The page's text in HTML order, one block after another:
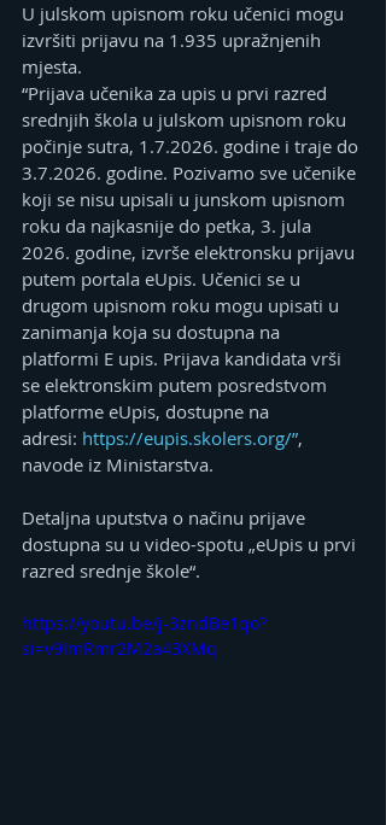
U julskom upisnom roku učenici mogu
izvršiti prijavu na 1.935 upražnjenih
mjesta.
“Prijava učenika za upis u prvi razred
srednjih škola u julskom upisnom roku
počinje sutra, 1.7.2026. godine i traje do
3.7.2026. godine. Pozivamo sve učenike
koji se nisu upisali u junskom upisnom
roku da najkasnije do petka, 3. jula
2026. godine, izvrše elektronsku prijavu
putem portala eUpis. Učenici se u
drugom upisnom roku mogu upisati u
zanimanja koja su dostupna na
platformi E upis. Prijava kandidata vrši
se elektronskim putem posredstvom
platforme eUpis, dostupne na
adresi: https://eupis.skolers.org/”,
navode iz Ministarstva.
Detaljna uputstva o načinu prijave
dostupna su u video-spotu „eUpis u prvi
razred srednje škole“.
https://youtu.be/j-3zndBe1qo?
si=v9ImRmr2M2a43XMq